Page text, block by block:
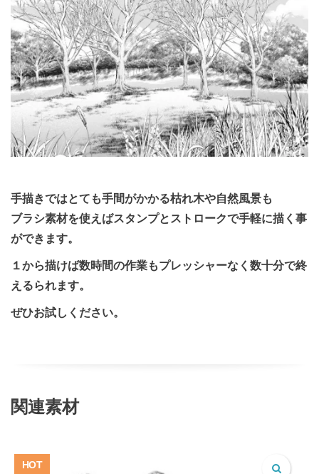
手描きではとても手間がかかる枯れ木や自然風景も
ブラシ素材を使えばスタンプとストロークで手軽に描く事
ができます。
１から描けば数時間の作業もプレッシャーなく数十分で終
えるられます。
ぜひお試しください。
関連素材
HOT